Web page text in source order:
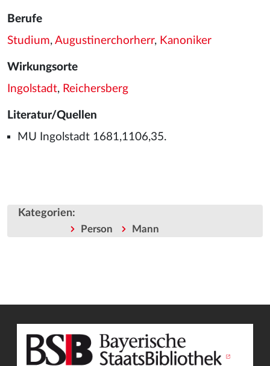
Berufe
Studium, Augustinerchorherr, Kanoniker
Wirkungsorte
Ingolstadt, Reichersberg
Literatur/Quellen
MU Ingolstadt 1681,1106,35.
Kategorien:
Person Mann